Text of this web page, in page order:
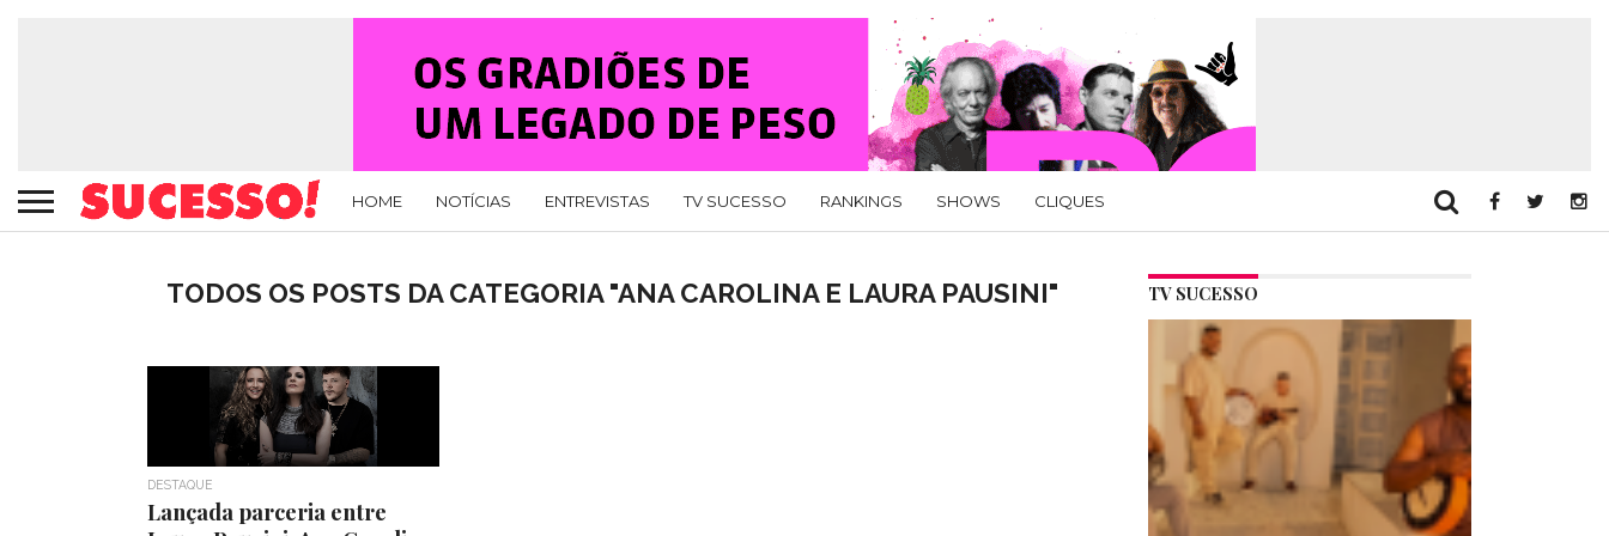
HOME NOTÍCIAS ENTREVISTAS TV SUCESSO RANKINGS SHOWS CLIQUES
TODOS OS POSTS DA CATEGORIA "ANA CAROLINA E LAURA PAUSINI"
DESTAQUE
Lançada parceria entre
TV SUCESSO